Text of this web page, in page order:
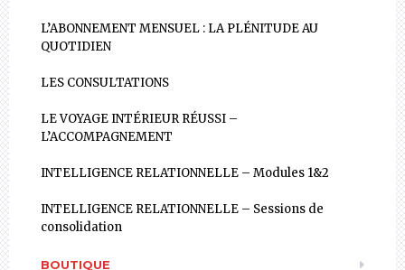
L’ABONNEMENT MENSUEL : LA PLÉNITUDE AU
QUOTIDIEN
LES CONSULTATIONS
LE VOYAGE INTÉRIEUR RÉUSSI –
L’ACCOMPAGNEMENT
INTELLIGENCE RELATIONNELLE – Modules 1&2
INTELLIGENCE RELATIONNELLE – Sessions de
consolidation
BOUTIQUE